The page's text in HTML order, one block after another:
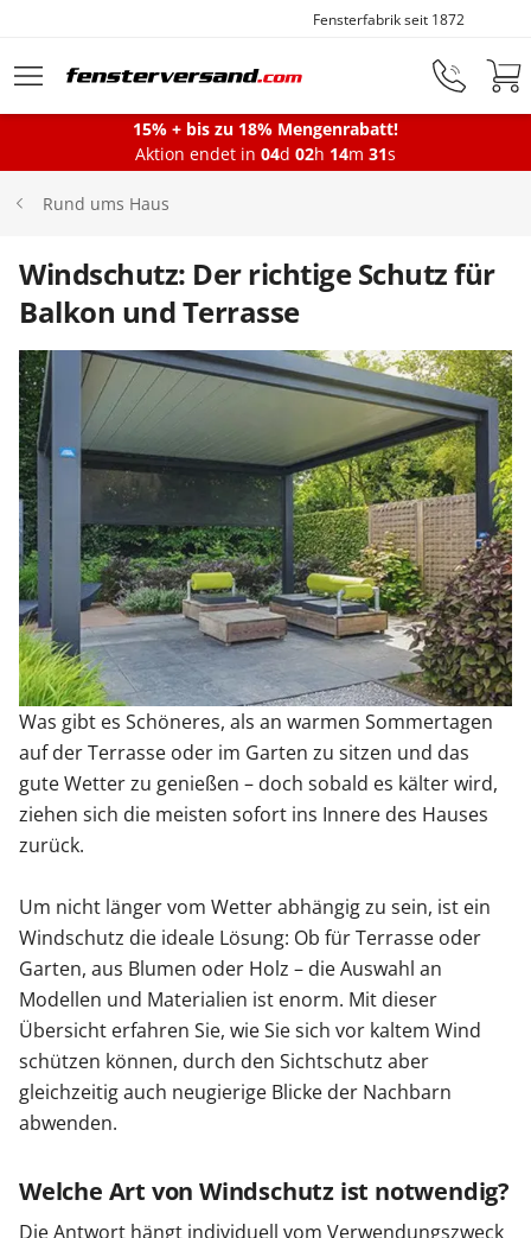
Zum Hauptinhalt springen
Fensterfabrik seit 1872
Montageservice
Balkontüren
Terrassentüren
Haustüren
Sonnenschutz
Zäune & Tore
Garagentore
Carports
Anmelden / Registrieren
Kontakt / Hilfe
15% + bis zu 18% Mengenrabatt!
Aktion endet in 04d 02h 14m 30s
Rund ums Haus
Windschutz: Der richtige Schutz für
Balkon und Terrasse
Was gibt es Schöneres, als an warmen Sommertagen
auf der Terrasse oder im Garten zu sitzen und das
gute Wetter zu genießen – doch sobald es kälter wird,
ziehen sich die meisten sofort ins Innere des Hauses
zurück.
Um nicht länger vom Wetter abhängig zu sein, ist ein
Windschutz die ideale Lösung: Ob für Terrasse oder
Garten, aus Blumen oder Holz – die Auswahl an
Modellen und Materialien ist enorm. Mit dieser
Übersicht erfahren Sie, wie Sie sich vor kaltem Wind
schützen können, durch den Sichtschutz aber
gleichzeitig auch neugierige Blicke der Nachbarn
abwenden.
Welche Art von Windschutz ist notwendig?
Die Antwort hängt individuell vom Verwendungszweck